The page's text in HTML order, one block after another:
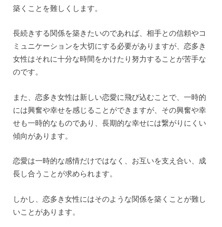
築くことを難しくします。
長続きする関係を築きたいのであれば、相手との信頼やコ
ミュニケーションを大切にする必要がありますが、恋多き
女性はそれに十分な時間をかけたり努力することが苦手な
のです。
また、恋多き女性は新しい恋愛に飛び込むことで、一時的
には興奮や幸せを感じることができますが、その興奮や幸
せも一時的なものであり、長期的な幸せには繋がりにくい
傾向があります。
恋愛は一時的な感情だけではなく、お互いを支え合い、成
長し合うことが求められます。
しかし、恋多き女性にはそのような関係を築くことが難し
いことがあります。